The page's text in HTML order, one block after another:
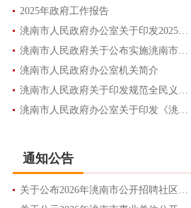
2025年政府工作报告
洮南市人民政府办公室关于印发2025年度洮南市人民政府重大行政决策事项目录的通知
洮南市人民政府关于公布实施洮南市城区和各乡镇基准地价更新结果的通知
洮南市人民政府办公室机关简介
洮南市人民政府关于印发规范全民义务植树管理办法的通知
洮南市人民政府办公室关于印发《洮南市赋予乡镇人民政府（街道办事处）权力事项清...
通知公告
关于公布2026年洮南市公开招聘社区就业服务专员笔试成绩及面试事宜的公告